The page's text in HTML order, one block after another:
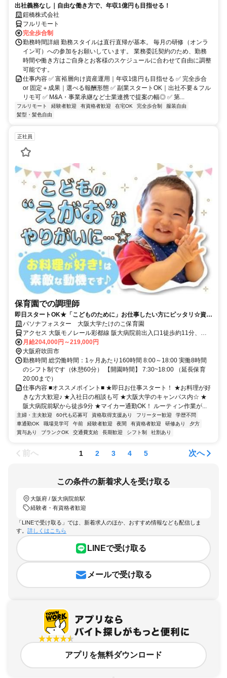
出社義務なし｜自由な働き方で、年収1億円も目指せる！
鎧橋株式会社
フルリモート
完全歩合制
勤務時間詳細 勤務スタイルは直行直帰が基本。 毎月の研修（オンラ
イン可）への参加をお願いしています。 業務委託契約のため、勤務
時間や働き方はご自身とお客様のスケジュールに合わせて自由に調整
可能です。
仕事内容 ✅ 富裕層向け資産運用｜年収1億円も目指せる ✅ 完全歩合
or 固定＋成果｜選べる報酬形態 ✅ 副業スタートOK｜出社不要＆フル
リモ可 ✅ M&A・事業承継など士業連携で提案の幅◎ ✅ 第...
フルリモート 経験者歓迎 有資格者歓迎 在宅OK 完全歩合制
服装自由
髪型・髪色自由
正社員
保育園での調理師
即日スタートOK★「こどものために」お仕事したい方にピッタリ☆資格
＆調理経験を活かしてこどもたちの笑顔をうみだすお仕事
パソナフォスター 大阪大学たけのこ保育園
アクセス 大阪モノレール彩都線 阪大病院前出入口1徒歩約11分、阪
急千里線 北千里徒歩約25分、大阪モノレール 山田（大阪府）徒歩約
26分 ＊大阪モノレール彩都線「阪大病院前」駅より徒歩10分＊阪急
バス・近鉄バス「阪大本部前」停下車後、徒歩5分＊車通勤・バイク
通勤・自転車通勤OK！（駐車場・駐輪場の自己負担なし！ガソリン
代も支給します）
月給204,000円～219,000円
大阪府吹田市
勤務時間 総労働時間：1ヶ月あたり160時間 8:00～18:00 実働8時間
のシフト制です（休憩60分） 【開園時間】 7:30~18:00 （延長保育
20:00まで）
仕事内容 ■オススメポイント■ ★即日お仕事スタート！ ★お料理が好
きな方大歓迎♪ ★入社日の相談も可 ★大阪大学のキャンパス内☆ ★
阪大病院前駅から徒歩9分 ★マイカー通勤OK！ ルーティン作業が...
主婦・主夫歓迎 60代も応募可 資格取得支援あり フリーター歓迎
学歴不問
車通勤OK
職場見学可 午前 経験者歓迎 夜間 有資格者歓迎 研修あり
夕方
賞与あり
ブランクOK 交通費支給 長期歓迎 シフト制 社割あり
前へ 1 2 3 4 5 次へ
この条件の新着求人を受け取る
大阪府 / 阪大病院前駅
経験者・有資格者歓迎
「LINEで受け取る」では、新着求人のほか、おすすめ情報なども配信しま
す。 詳しくはこちら
LINEで受け取る
メールで受け取る
アプリを無料ダウンロード